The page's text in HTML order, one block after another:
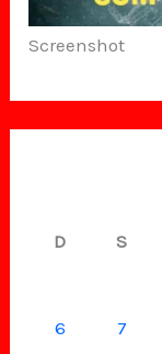
Screenshot
D S
6
7